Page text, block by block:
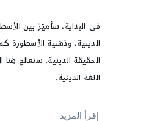
في البداية، سأميّز بين
الدينية، وذهنية الأسطورة
الحقيقة الدينية. سنعالج
اللغة الدينية.
إقرأ المزيد